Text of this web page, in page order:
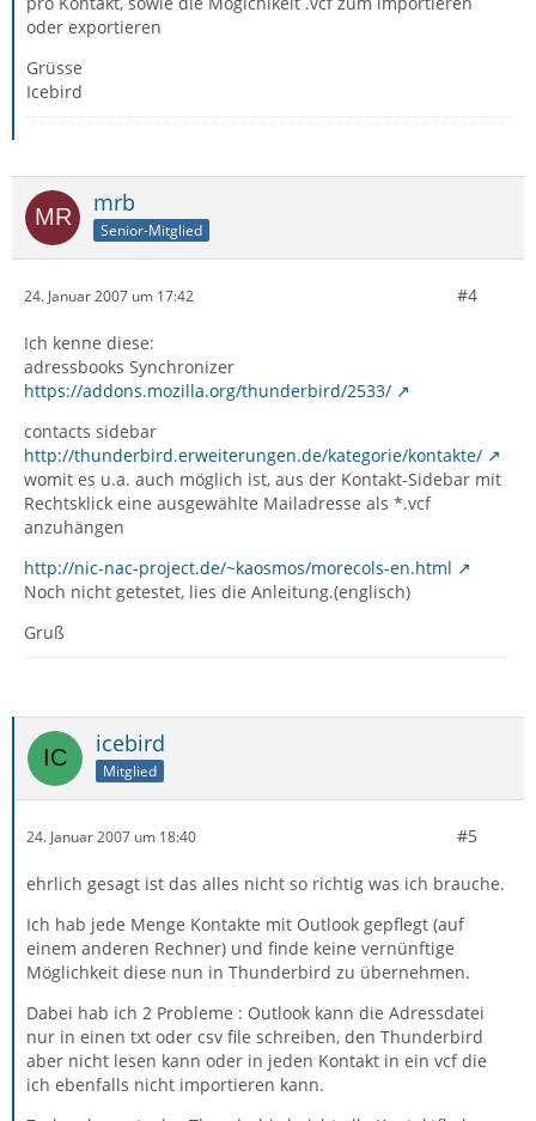
oder exportieren
Grüsse
Icebird
mrb
Senior-Mitglied
24. Januar 2007 um 17:42 #4
Ich kenne diese:
adressbooks Synchronizer
https://addons.mozilla.org/thunderbird/2533/
contacts sidebar
http://thunderbird.erweiterungen.de/kategorie/kontakte/
womit es u.a. auch möglich ist, aus der Kontakt-Sidebar mit
Rechtsklick eine ausgewählte Mailadresse als *.vcf
anzuhängen
http://nic-nac-project.de/~kaosmos/morecols-en.html
Noch nicht getestet, lies die Anleitung.(englisch)
Gruß
icebird
Mitglied
24. Januar 2007 um 18:40 #5
ehrlich gesagt ist das alles nicht so richtig was ich brauche.
Ich hab jede Menge Kontakte mit Outlook gepflegt (auf
einem anderen Rechner) und finde keine vernünftige
Möglichkeit diese nun in Thunderbird zu übernehmen.
Dabei hab ich 2 Probleme : Outlook kann die Adressdatei
nur in einen txt oder csv file schreiben, den Thunderbird
aber nicht lesen kann oder in jeden Kontakt in ein vcf die
ich ebenfalls nicht importieren kann.